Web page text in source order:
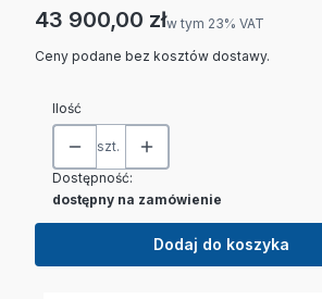
Cena
43 900,00 złw tym 23% VAT
w tym 23% VAT
Ceny podane bez kosztów dostawy.
Ilość
szt.
Dostępność:
dostępny na zamówienie
Dodaj do koszyka